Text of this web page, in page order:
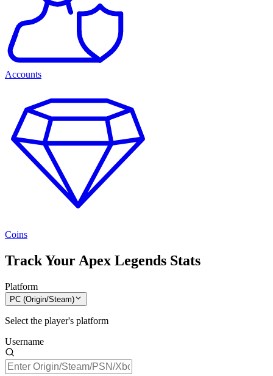
Accounts
Coins
Track Your Apex Legends Stats
Platform
PC (Origin/Steam)
Select the player's platform
Username